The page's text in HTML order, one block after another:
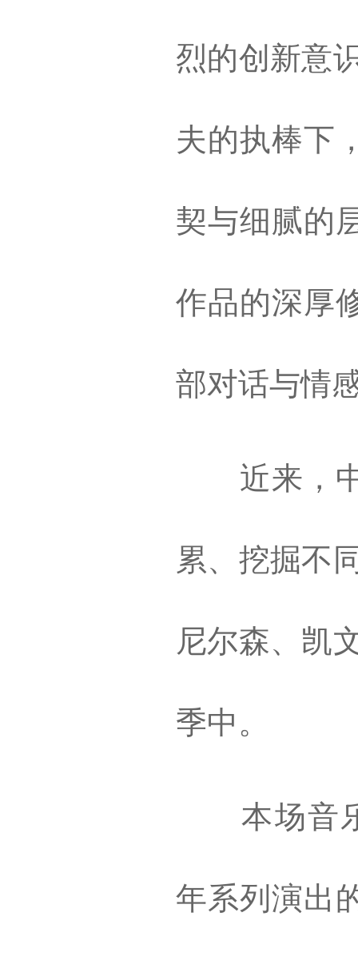
烈的创新意
夫的执棒下
契与细腻的
作品的深厚
部对话与情
近来，中
累、挖掘不
尼尔森、凯
季中。
本场音乐
年系列演出